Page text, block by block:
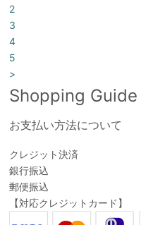
2
3
4
5
>
Shopping Guide
お支払い方法について
クレジット決済
銀行振込
郵便振込
【対応クレジットカード】